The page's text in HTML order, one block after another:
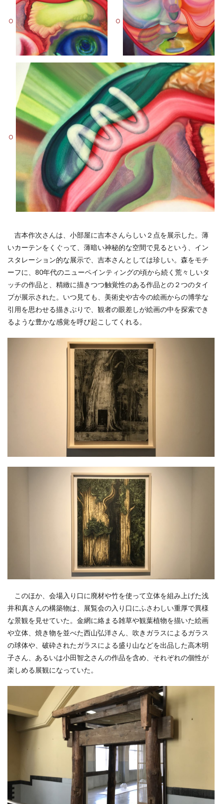
吉本作次さんは、小部屋に吉本さんらしい２点を展示した。薄
いカーテンをくぐって、薄暗い神秘的な空間で見るという、イン
スタレーション的な展示で、吉本さんとしては珍しい。森をモチ
ーフに、80年代のニューペインティングの頃から続く荒々しいタ
ッチの作品と、精緻に描きつつ触覚性のある作品との２つのタイ
プが展示された。いつ見ても、美術史や古今の絵画からの博学な
引用を思わせる描きぶりで、観者の眼差しが絵画の中を探索でき
るような豊かな感覚を呼び起こしてくれる。
このほか、会場入り口に廃材や竹を使って立体を組み上げた浅
井和真さんの構築物は、展覧会の入り口にふさわしい重厚で異様
な景観を見せていた。金網に絡まる雑草や観葉植物を描いた絵画
や立体、焼き物を並べた西山弘洋さん、吹きガラスによるガラス
の球体や、破砕されたガラスによる盛り山などを出品した高木明
子さん、あるいは小田智之さんの作品を含め、それぞれの個性が
楽しめる展観になっていた。